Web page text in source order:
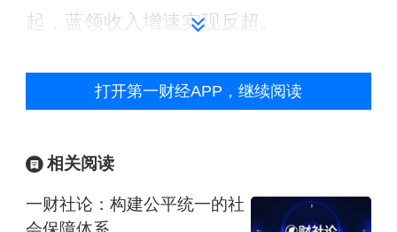
起，蓝领收入增速实现反超。
2025年蓝领与白领的月均收入差距已从
2013年峰值时的3344元显著收窄至2250
态势，预计2027年，两者的收入差距将
有望进一步缩减至2020元。
打开第一财经APP，继续阅读
相关阅读
一财社论：构建公平统一的社